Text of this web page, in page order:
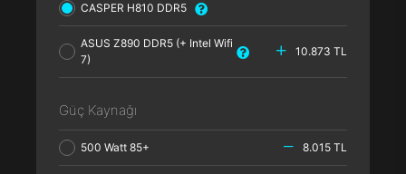
CASPER H810 DDR5
ASUS Z890 DDR5 (+ Intel Wifi
7)
10.873 TL
Güç Kaynağı
500 Watt 85+ 8.015 TL